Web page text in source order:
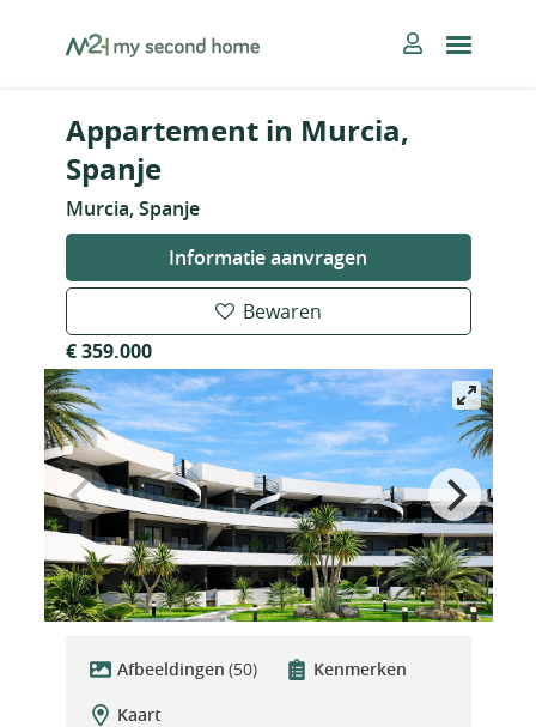
MySecondHome
Appartement in Murcia,
Spanje
Murcia, Spanje
Informatie aanvragen
Bewaren
€ 359.000
Afbeeldingen (50)
Kenmerken
Kaart